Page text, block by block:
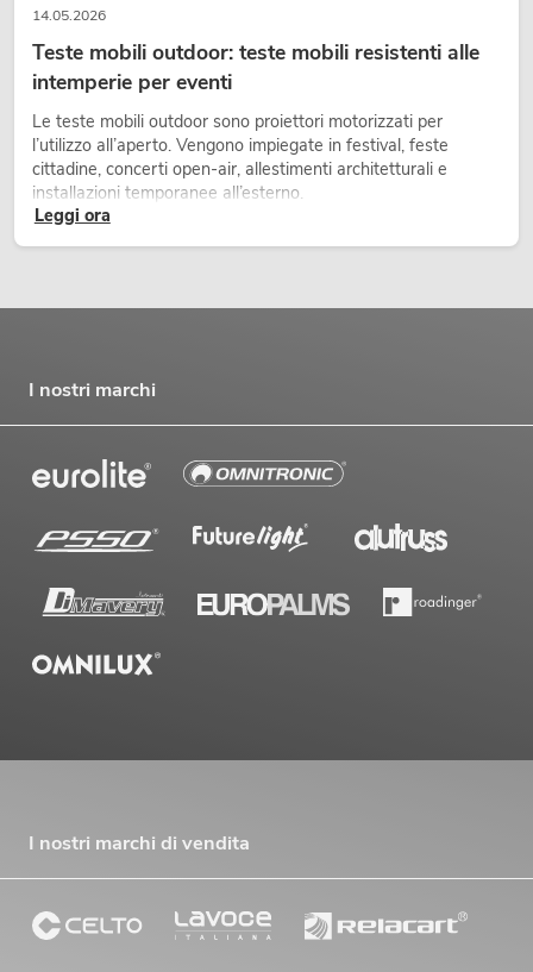
14.05.2026
Teste mobili outdoor: teste mobili resistenti alle
intemperie per eventi
Le teste mobili outdoor sono proiettori motorizzati per
l’utilizzo all’aperto. Vengono impiegate in festival, feste
cittadine, concerti open-air, allestimenti architetturali e
installazioni temporanee all’esterno.
Leggi ora
I nostri marchi
I nostri marchi di vendita